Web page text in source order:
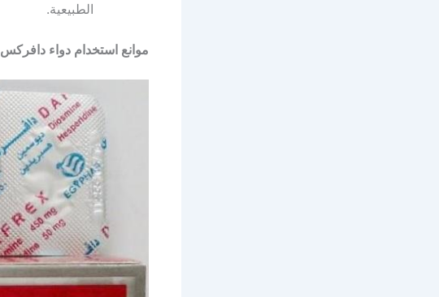
الطبيعية.
موانع استخدام دواء دافركس